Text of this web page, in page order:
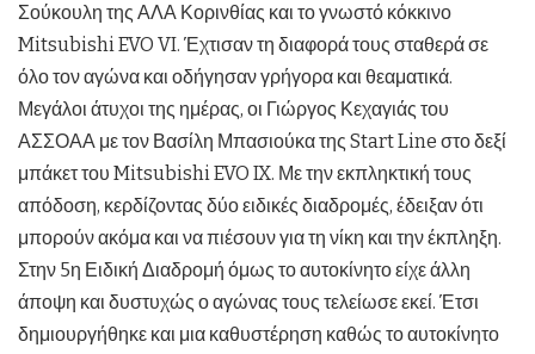
Σούκουλη της ΑΛΑ Κορινθίας και το γνωστό κόκκινο
Mitsubishi EVO VI. Έχτισαν τη διαφορά τους σταθερά σε
όλο τον αγώνα και οδήγησαν γρήγορα και θεαματικά.
Μεγάλοι άτυχοι της ημέρας, οι Γιώργος Κεχαγιάς του
ΑΣΣΟΑΑ με τον Βασίλη Μπασιούκα της Start Line στο δεξί
μπάκετ του Mitsubishi EVO IX. Με την εκπληκτική τους
απόδοση, κερδίζοντας δύο ειδικές διαδρομές, έδειξαν ότι
μπορούν ακόμα και να πιέσουν για τη νίκη και την έκπληξη.
Στην 5η Ειδική Διαδρομή όμως το αυτοκίνητο είχε άλλη
άποψη και δυστυχώς ο αγώνας τους τελείωσε εκεί. Έτσι
δημιουργήθηκε και μια καθυστέρηση καθώς το αυτοκίνητο